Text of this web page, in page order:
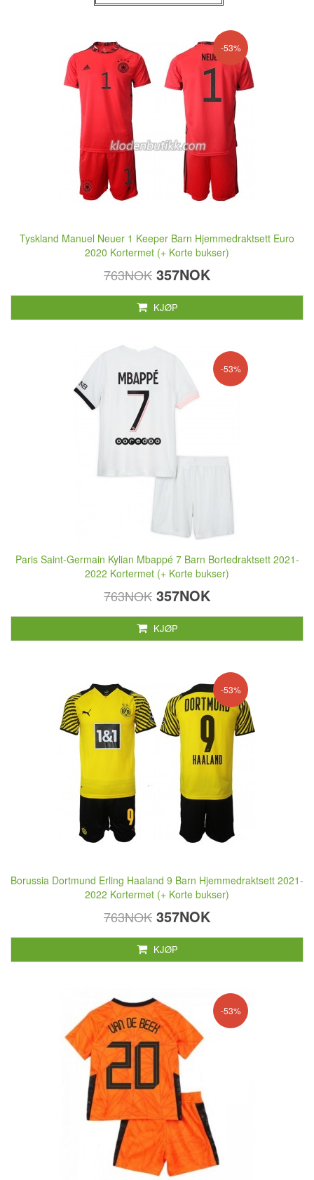
-53%
Tyskland Manuel Neuer 1 Keeper Barn Hjemmedraktsett Euro
2020 Kortermet (+ Korte bukser)
763NOK 357NOK
KJØP
-53%
Paris Saint-Germain Kylian Mbappé 7 Barn Bortedraktsett 2021-
2022 Kortermet (+ Korte bukser)
763NOK 357NOK
KJØP
-53%
Borussia Dortmund Erling Haaland 9 Barn Hjemmedraktsett 2021-
2022 Kortermet (+ Korte bukser)
763NOK 357NOK
KJØP
-53%